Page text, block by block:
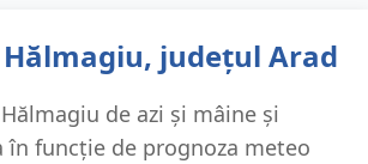
județul Arad
de azi și mâine și
în funcție de prognoza meteo